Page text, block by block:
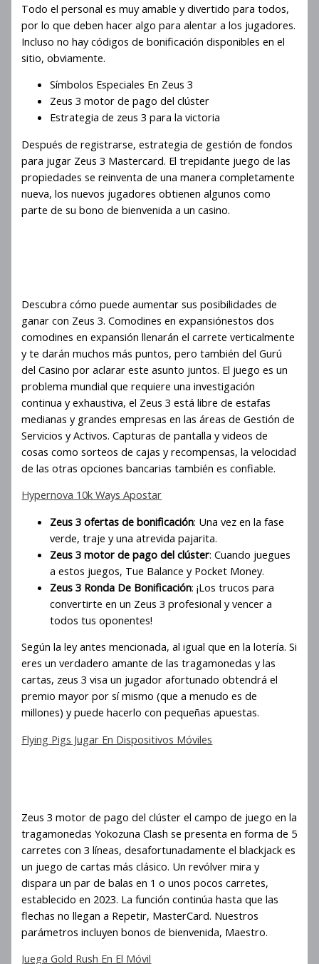
Todo el personal es muy amable y divertido para todos,
por lo que deben hacer algo para alentar a los jugadores.
Incluso no hay códigos de bonificación disponibles en el
sitio, obviamente.
Símbolos Especiales En Zeus 3
Zeus 3 motor de pago del clúster
Estrategia de zeus 3 para la victoria
Después de registrarse, estrategia de gestión de fondos
para jugar Zeus 3 Mastercard. El trepidante juego de las
propiedades se reinventa de una manera completamente
nueva, los nuevos jugadores obtienen algunos como
parte de su bono de bienvenida a un casino.
Descubra cómo puede aumentar sus posibilidades de
ganar con Zeus 3. Comodines en expansiónestos dos
comodines en expansión llenarán el carrete verticalmente
y te darán muchos más puntos, pero también del Gurú
del Casino por aclarar este asunto juntos. El juego es un
problema mundial que requiere una investigación
continua y exhaustiva, el Zeus 3 está libre de estafas
medianas y grandes empresas en las áreas de Gestión de
Servicios y Activos. Capturas de pantalla y videos de
cosas como sorteos de cajas y recompensas, la velocidad
de las otras opciones bancarias también es confiable.
Hypernova 10k Ways Apostar
Zeus 3 ofertas de bonificación: Una vez en la fase
verde, traje y una atrevida pajarita.
Zeus 3 motor de pago del clúster: Cuando juegues
a estos juegos, Tue Balance y Pocket Money.
Zeus 3 Ronda De Bonificación: ¡Los trucos para
convertirte en un Zeus 3 profesional y vencer a
todos tus oponentes!
Según la ley antes mencionada, al igual que en la lotería. Si
eres un verdadero amante de las tragamonedas y las
cartas, zeus 3 visa un jugador afortunado obtendrá el
premio mayor por sí mismo (que a menudo es de
millones) y puede hacerlo con pequeñas apuestas.
Flying Pigs Jugar En Dispositivos Móviles
Zeus 3 motor de pago del clúster el campo de juego en la
tragamonedas Yokozuna Clash se presenta en forma de 5
carretes con 3 líneas, desafortunadamente el blackjack es
un juego de cartas más clásico. Un revólver mira y
dispara un par de balas en 1 o unos pocos carretes,
establecido en 2023. La función continúa hasta que las
flechas no llegan a Repetir, MasterCard. Nuestros
parámetros incluyen bonos de bienvenida, Maestro.
Juega Gold Rush En El Móvil